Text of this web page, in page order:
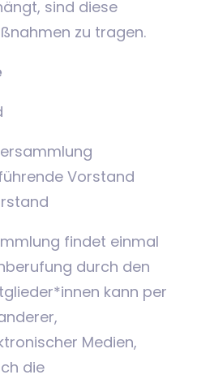
sind diese
zu tragen.
Vorstand
findet einmal
durch den
kann per
Medien,
die